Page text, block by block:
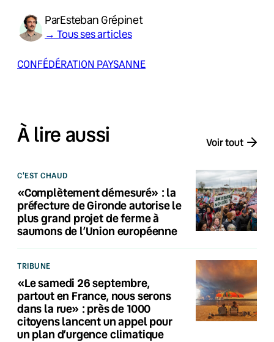
ParEsteban Grépinet
→ Tous ses articles
CONFÉDÉRATION PAYSANNE
À lire aussi Voir tout
C'EST CHAUD
«Complètement démesuré» : la
préfecture de Gironde autorise le
plus grand projet de ferme à
saumons de l’Union européenne
TRIBUNE
«Le samedi 26 septembre,
partout en France, nous serons
dans la rue» : près de 1000
citoyens lancent un appel pour
un plan d’urgence climatique